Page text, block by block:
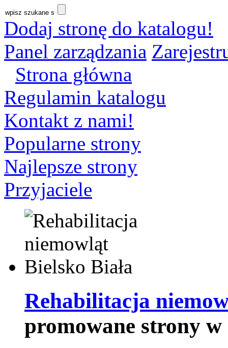
Dodaj stronę do katalogu!
Panel zarządzania
Strona główna
Regulamin katalogu
Kontakt z nami!
Popularne strony
Najlepsze strony
Przyjaciele
Rehabilitacja
promowane strony